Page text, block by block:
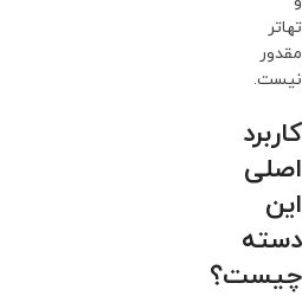
تهاتر
مقدور
نیست.
کاربرد
اصلی
این
دسته
چیست؟